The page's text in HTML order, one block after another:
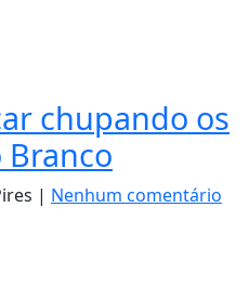
chupando os
| Nenhum comentário